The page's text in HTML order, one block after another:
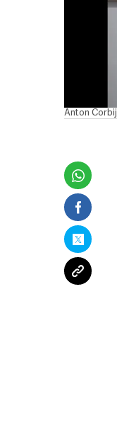
Anton